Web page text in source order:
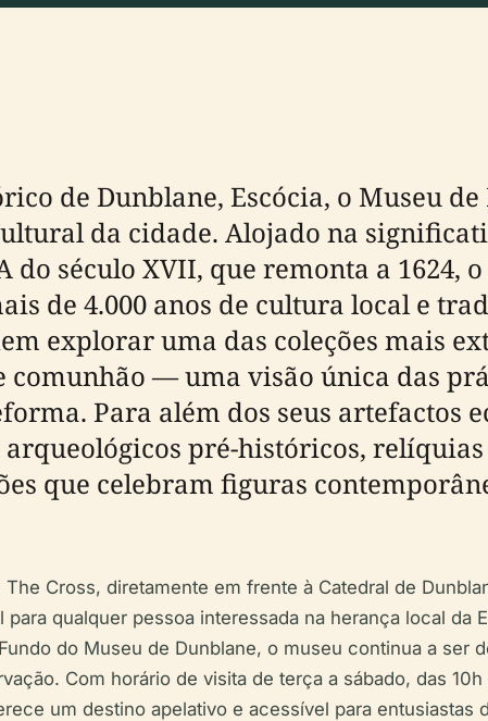
de Dunblane, Escócia, o Museu
da cidade. Alojado na
do século XVII, que remonta a 1624,
de 4.000 anos de cultura local e
explorar uma das coleções mais
comunhão — uma visão única das
Para além dos seus artefactos
pré-históricos,
que celebram figuras
Cross, diretamente em frente à Catedral de
qualquer pessoa interessada na herança local da
do Museu de Dunblane, o museu continua a ser
Com horário de visita de terça a sábado, das
um destino apelativo e acessível para entusiastas